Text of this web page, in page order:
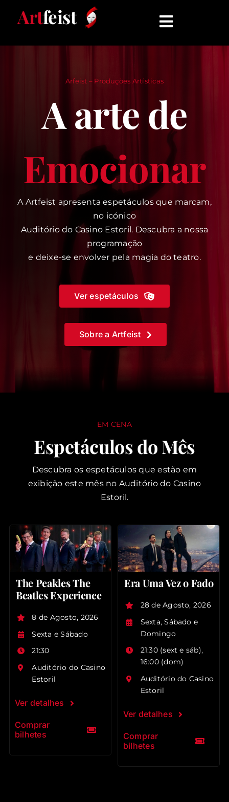
Artfeist
Toggle
ESPETÁCULOS
QUEM SOMOS
Arfeist – Produções Artísticas
A arte de
Emocionar
A Artfeist apresenta espetáculos que marcam,
no icónico
Auditório do Casino Estoril. Descubra a nossa
programação
e deixe-se envolver pela magia do teatro.
Ver espetáculos
Sobre a Artfeist
EM CENA
Espetáculos do Mês
Descubra os espetáculos que estão em
exibição este mês no Auditório do Casino
Estoril.
The Peakles The
Beatles Experience
8 de Agosto, 2026
Sexta e Sábado
21:30
Auditório do Casino
Estoril
Ver detalhes
Comprar
bilhetes
Era Uma Vez o Fado
28 de Agosto, 2026
Sexta, Sábado e
Domingo
21:30 (sext e sáb),
16:00 (dom)
Auditório do Casino
Estoril
Ver detalhes
Comprar
bilhetes